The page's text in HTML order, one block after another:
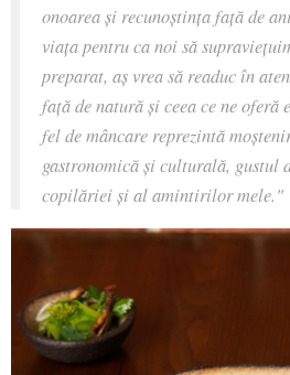
onoarea și recunoștința față de
viața pentru ca noi să
preparat, aș vrea să readuc în
față de natură și ceea ce ne oferă
fel de mâncare reprezintă
gastronomică și culturală, gustul
copilăriei și al amintirilor mele."